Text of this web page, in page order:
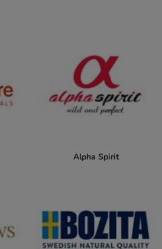
Alpha Spirit